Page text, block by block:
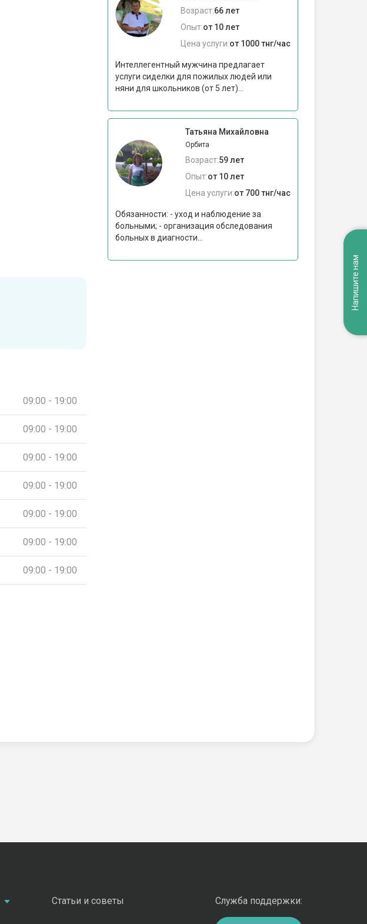
09:00 - 19:00
09:00 - 19:00
09:00 - 19:00
09:00 - 19:00
09:00 - 19:00
09:00 - 19:00
09:00 - 19:00
Возраст:66 лет
Опыт:от 10 лет
Цена услуги:от 1000 тнг/час
Интеллегентный мужчина предлагает
услуги сиделки для пожилых людей или
няни для школьников (от 5 лет)...
Татьяна Михайловна
Орбита
Возраст:59 лет
Опыт:от 10 лет
Цена услуги:от 700 тнг/час
Обязанности: - уход и наблюдение за
больными; - организация обследования
больных в диагности...
Статьи и советы Служба поддержки:
Напишите нам